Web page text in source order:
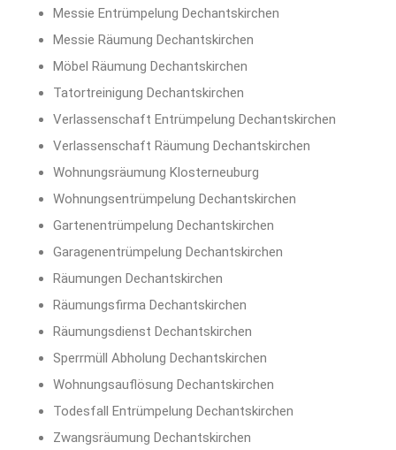
Messie Entrümpelung Dechantskirchen
Messie Räumung Dechantskirchen
Möbel Räumung Dechantskirchen
Tatortreinigung Dechantskirchen
Verlassenschaft Entrümpelung Dechantskirchen
Verlassenschaft Räumung Dechantskirchen
Wohnungsräumung Klosterneuburg
Wohnungsentrümpelung Dechantskirchen
Gartenentrümpelung Dechantskirchen
Garagenentrümpelung Dechantskirchen
Räumungen Dechantskirchen
Räumungsfirma Dechantskirchen
Räumungsdienst Dechantskirchen
Sperrmüll Abholung Dechantskirchen
Wohnungsauflösung Dechantskirchen
Todesfall Entrümpelung Dechantskirchen
Zwangsräumung Dechantskirchen